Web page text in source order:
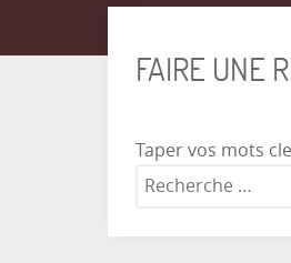
FAIRE UNE
Taper vos mots